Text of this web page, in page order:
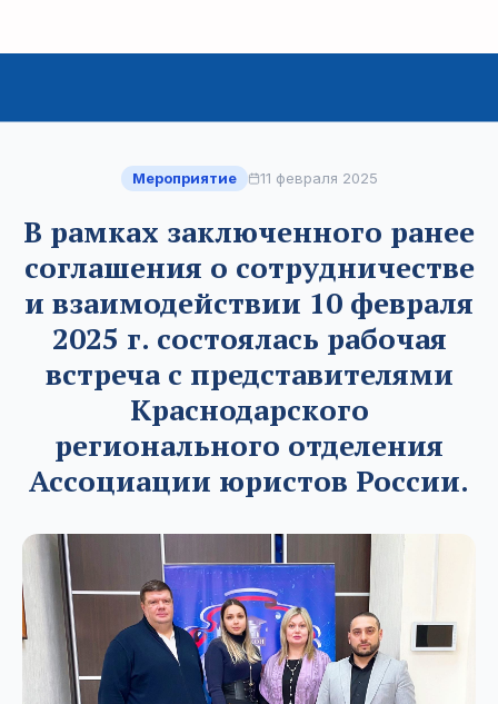
Мероприятие 11 февраля 2025
В рамках заключенного ранее
соглашения о сотрудничестве
и взаимодействии 10 февраля
2025 г. состоялась рабочая
встреча с представителями
Краснодарского
регионального отделения
Ассоциации юристов России.